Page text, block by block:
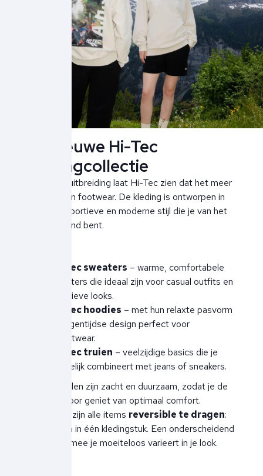
De nieuwe Hi-Tec
kledingcollectie
Met deze uitbreiding laat Hi-Tec zien dat het meer
is dan alleen footwear. De kleding is ontworpen in
dezelfde sportieve en moderne stijl die je van het
merk gewend bent.
Hi-Tec sweaters – warme, comfortabele
sweaters die ideaal zijn voor casual outfits en
sportieve looks.
Hi-Tec hoodies – met hun relaxte pasvorm
en eigentijdse design perfect voor
streetwear.
Hi-Tec truien – veelzijdige basics die je
makkelijk combineert met jeans of sneakers.
De materialen zijn zacht en duurzaam, zodat je de
hele dag door geniet van optimaal comfort.
Bovendien zijn alle items reversible te dragen:
twee stijlen in één kledingstuk. Een onderscheidend
detail waarmee je moeiteloos varieert in je look.